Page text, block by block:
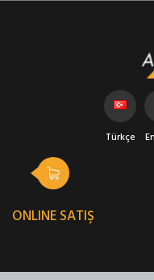
Türkçe
ONLINE SATIŞ